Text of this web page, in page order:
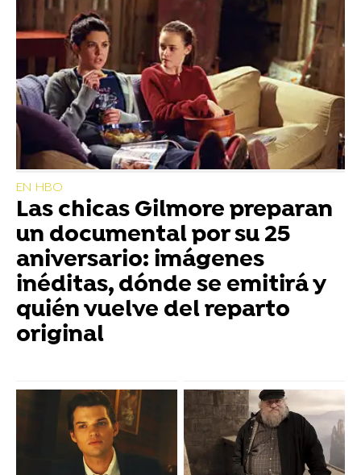
EN HBO
Las chicas Gilmore preparan
un documental por su 25
aniversario: imágenes
inéditas, dónde se emitirá y
quién vuelve del reparto
original